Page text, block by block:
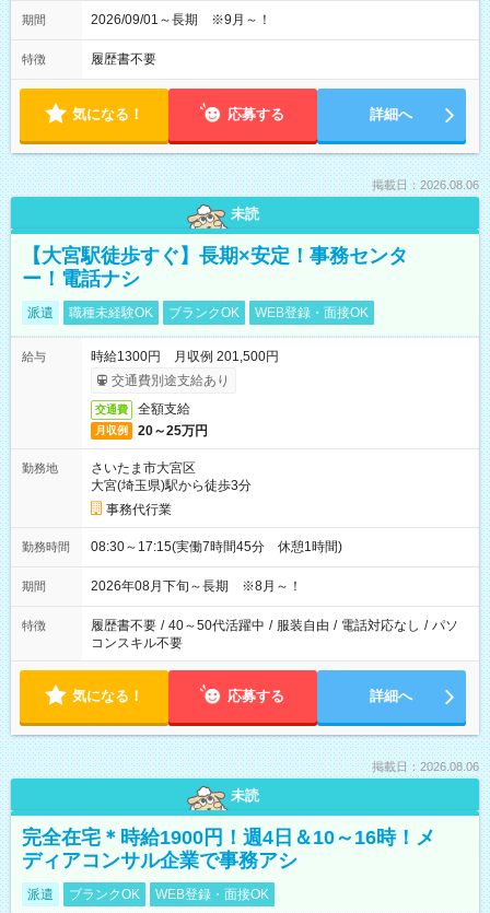
期間 2026/09/01～長期 ※9月～！
特徴 履歴書不要
気になる！ 応募する 詳細へ
掲載日：2026.08.06
未読
【大宮駅徒歩すぐ】長期×安定！事務センタ
ー！電話ナシ
派遣 職種未経験OK ブランクOK WEB登録・面接OK
給与
時給1300円 月収例 201,500円
交通費別途支給あり
交通費 全額支給
月収例 20～25万円
勤務地
さいたま市大宮区
大宮(埼玉県)駅から徒歩3分
事務代行業
勤務時間 08:30～17:15(実働7時間45分 休憩1時間)
期間 2026年08月下旬～長期 ※8月～！
特徴 履歴書不要 / 40～50代活躍中 / 服装自由 / 電話対応なし / パソ
コンスキル不要
気になる！ 応募する 詳細へ
掲載日：2026.08.06
未読
完全在宅＊時給1900円！週4日＆10～16時！メ
ディアコンサル企業で事務アシ
派遣 ブランクOK WEB登録・面接OK